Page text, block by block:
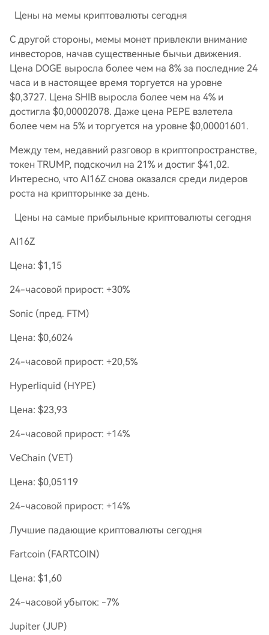
Цены на мемы криптовалюты сегодня
С другой стороны, мемы монет привлекли внимание
инвесторов, начав существенные бычьи движения.
Цена DOGE выросла более чем на 8% за последние 24
часа и в настоящее время торгуется на уровне
$0,3727. Цена SHIB выросла более чем на 4% и
достигла $0,00002078. Даже цена PEPE взлетела
более чем на 5% и торгуется на уровне $0,00001601.
Между тем, недавний разговор в криптопространстве,
токен TRUMP, подскочил на 21% и достиг $41,02.
Интересно, что AI16Z снова оказался среди лидеров
роста на крипторынке за день.
Цены на самые прибыльные криптовалюты сегодня
AI16Z
Цена: $1,15
24-часовой прирост: +30%
Sonic (пред. FTM)
Цена: $0,6024
24-часовой прирост: +20,5%
Hyperliquid (HYPE)
Цена: $23,93
24-часовой прирост: +14%
VeChain (VET)
Цена: $0,05119
24-часовой прирост: +14%
Лучшие падающие криптовалюты сегодня
Fartcoin (FARTCOIN)
Цена: $1,60
24-часовой убыток: -7%
Jupiter (JUP)